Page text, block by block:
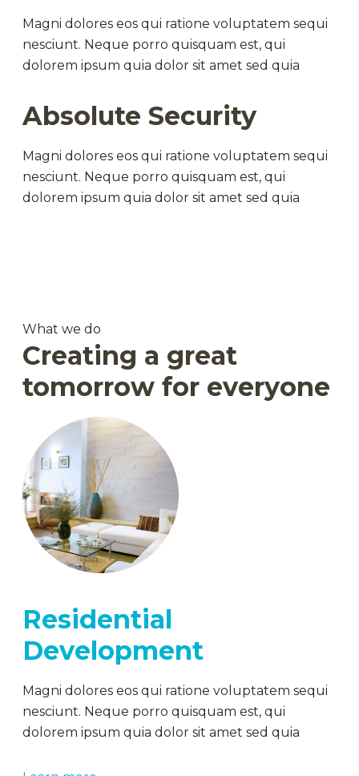
Magni dolores eos qui ratione voluptatem sequi
nesciunt. Neque porro quisquam est, qui
dolorem ipsum quia dolor sit amet sed quia
Absolute Security
Magni dolores eos qui ratione voluptatem sequi
nesciunt. Neque porro quisquam est, qui
dolorem ipsum quia dolor sit amet sed quia
What we do
Creating a great
tomorrow for everyone
Residential
Development
Magni dolores eos qui ratione voluptatem sequi
nesciunt. Neque porro quisquam est, qui
dolorem ipsum quia dolor sit amet sed quia